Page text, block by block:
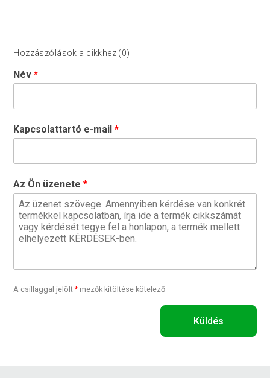
Hozzászólások a cikkhez (0)
Név
Kapcsolattartó e-mail
Az Ön üzenete
A csillaggal jelölt* mezők kitöltése kötelező
Küldés